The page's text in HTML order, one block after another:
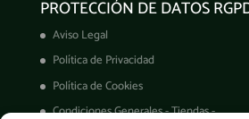
PROTECCIÓN DE DATOS
Aviso Legal
Política de Privacidad
Política de Cookies
Condiciones Generales - Tiendas -